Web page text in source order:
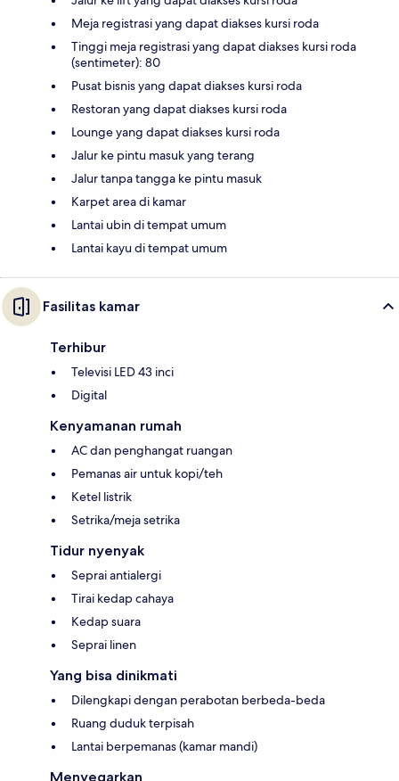
Meja registrasi yang dapat diakses kursi roda
Tinggi meja registrasi yang dapat diakses kursi roda
(sentimeter): 80
Pusat bisnis yang dapat diakses kursi roda
Restoran yang dapat diakses kursi roda
Lounge yang dapat diakses kursi roda
Jalur ke pintu masuk yang terang
Jalur tanpa tangga ke pintu masuk
Karpet area di kamar
Lantai ubin di tempat umum
Lantai kayu di tempat umum
Fasilitas kamar
Terhibur
Televisi LED 43 inci
Digital
Kenyamanan rumah
AC dan penghangat ruangan
Pemanas air untuk kopi/teh
Ketel listrik
Setrika/meja setrika
Tidur nyenyak
Seprai antialergi
Tirai kedap cahaya
Kedap suara
Seprai linen
Yang bisa dinikmati
Dilengkapi dengan perabotan berbeda-beda
Ruang duduk terpisah
Lantai berpemanas (kamar mandi)
Menyegarkan